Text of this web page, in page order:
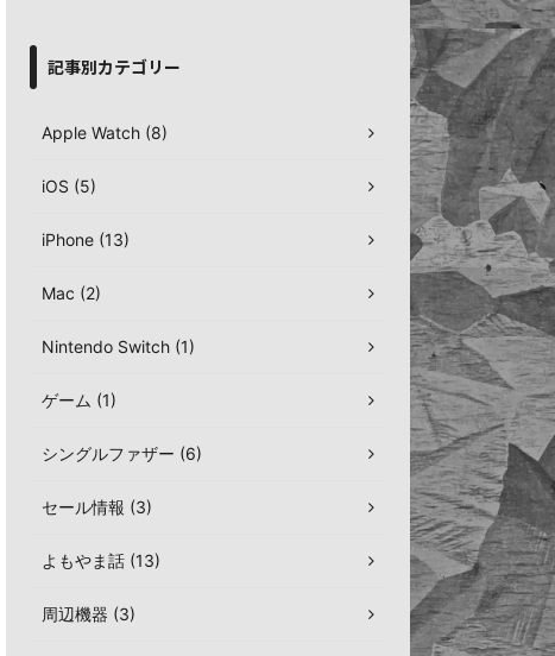
記事別カテゴリー
Apple Watch (8)
iOS (5)
iPhone (13)
Mac (2)
Nintendo Switch (1)
ゲーム (1)
シングルファザー (6)
セール情報 (3)
よもやま話 (13)
周辺機器 (3)